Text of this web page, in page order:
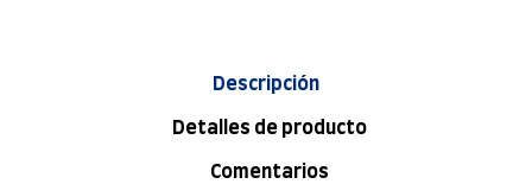
Descripción
Detalles de producto
Comentarios